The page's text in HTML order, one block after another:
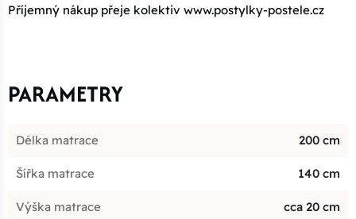
Příjemný nákup přeje kolektiv www.postylky-postele.cz
PARAMETRY
Délka matrace 200 cm
Šířka matrace 140 cm
Výška matrace cca 20 cm